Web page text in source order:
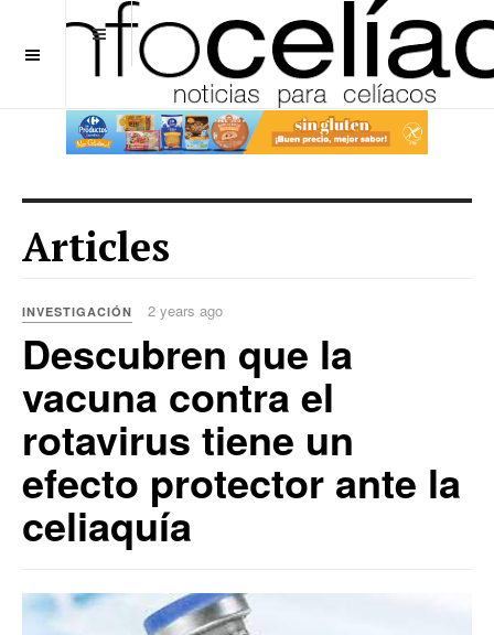
Articles
INVESTIGACIÓN 2 years ago
Descubren que la
vacuna contra el
rotavirus tiene un
efecto protector ante la
celiaquía